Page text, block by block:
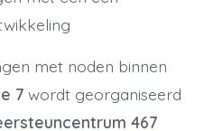
met noden binnen
7wordt georganiseerd
467